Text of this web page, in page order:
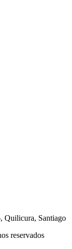
Quilicura, Santiago
reservados